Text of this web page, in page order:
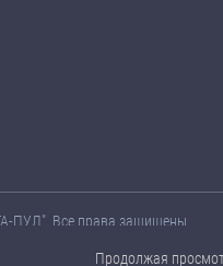
ПУЛ". Все права защищены.
Продолжая